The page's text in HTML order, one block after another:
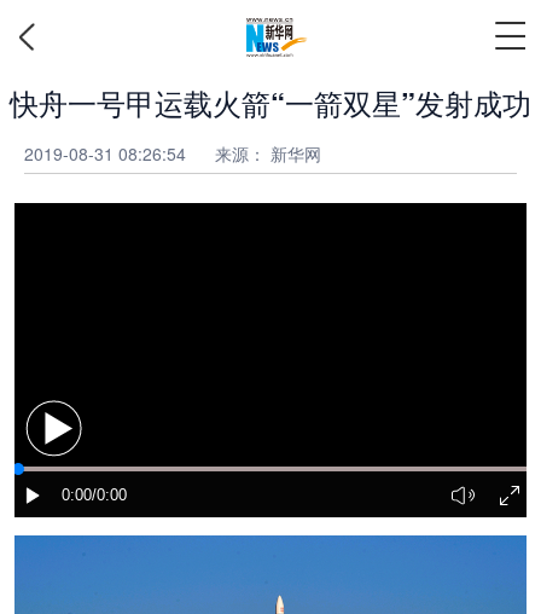
快舟一号甲运载火箭“一箭双星”发射成功
2019-08-31 08:26:54 来源： 新华网